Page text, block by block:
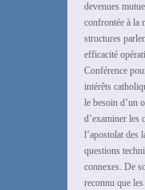
devenues
confrontée à la
structures
efficacité
Conférence
intérêts
le besoin d’un
d’examiner les
l’apostolat des
questions
connexes. De
reconnu que